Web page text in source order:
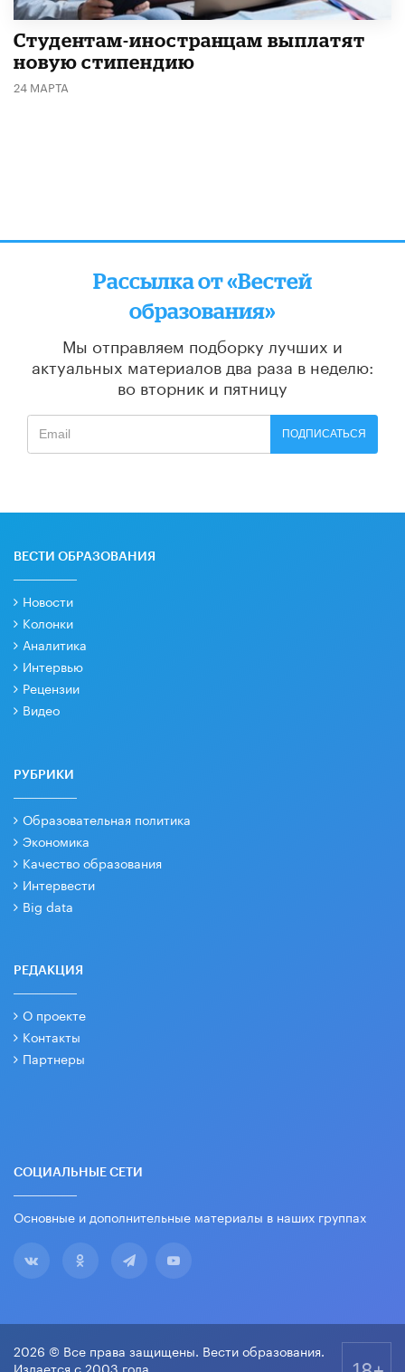
Студентам-иностранцам выплатят
новую стипендию
24 МАРТА
Рассылка от «Вестей
образования»
Мы отправляем подборку лучших и
актуальных материалов два раза в неделю:
во вторник и пятницу
ПОДПИСАТЬСЯ
ВЕСТИ ОБРАЗОВАНИЯ
Новости
Колонки
Аналитика
Интервью
Рецензии
Видео
РУБРИКИ
Образовательная политика
Экономика
Качество образования
Интервести
Big data
РЕДАКЦИЯ
О проекте
Контакты
Партнеры
СОЦИАЛЬНЫЕ СЕТИ
Основные и дополнительные материалы в наших группах
2026 © Все права защищены. Вести образования.
Издается с 2003 года